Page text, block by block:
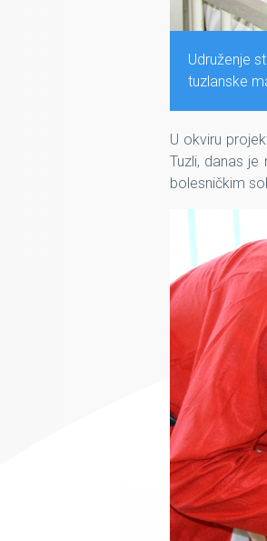
Udruženje
tuzlanske
U okviru
Tuzli, danas
bolesničkim